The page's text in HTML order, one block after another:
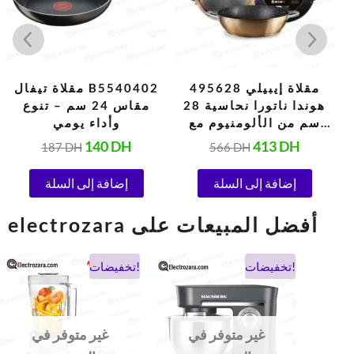
مقلاة تيفال B5540402
مقاس 24 سم – تنوع
وأداء يومي
187DH 140DH
إضافة إلى السلة
مقلاة إيبيلي 495628
هوندا ناتورا نحاسية 28
سم من الألومنيوم مع
طلاء غير لاصق على شكل
ومقبضين
566DH413DH
إضافة إلى السلة
electrozara أفضل المبيعات على
تخفيضات!
غير متوفر في
السعر
الأصلي
هو:
السعر
الحالي
تخفيضات!
غير متوفر في
السعر
الأصلي
هو:
1.038 DH.
السعر
الحالي
هو: